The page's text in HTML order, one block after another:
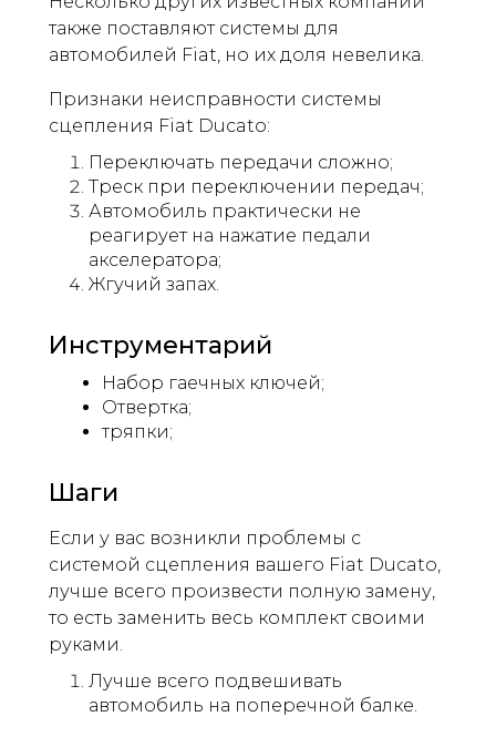
также поставляют системы для
автомобилей Fiat, но их доля невелика.
Признаки неисправности системы
сцепления Fiat Ducato:
Переключать передачи сложно;
Треск при переключении передач;
Автомобиль практически не
реагирует на нажатие педали
акселератора;
Жгучий запах.
Инструментарий
Набор гаечных ключей;
Отвертка;
тряпки;
Шаги
Если у вас возникли проблемы с
системой сцепления вашего Fiat Ducato,
лучше всего произвести полную замену,
то есть заменить весь комплект своими
руками.
Лучше всего подвешивать
автомобиль на поперечной балке.